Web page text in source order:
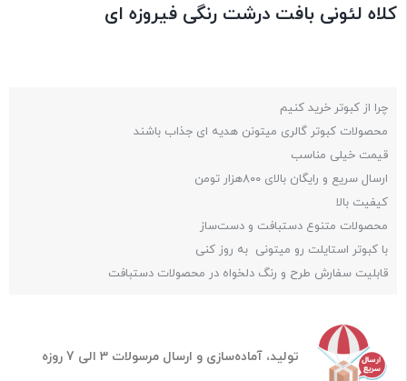
کلاه لئونی بافت درشت رنگی فیروزه ای
چرا از کبوتر خرید کنیم
محصولات کبوتر گالری میتونن هدیه ای جذاب باشند
قیمت خیلی مناسب
ارسال سریع و رایگان بالای ۸۰۰هزار تومن
کیفیت بالا
محصولات متنوع دستبافت و دست‌ساز
با کبوتر استایلت رو میتونی به روز کنی
قابلیت سفارش طرح و رنگ دلخواه در محصولات دستبافت
تولید، آماده‌سازی و ارسال مرسولات 3 الی 7 روزه